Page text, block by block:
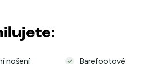
nošení Barefootové